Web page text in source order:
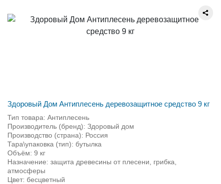
Здоровый Дом Антиплесень деревозащитное средство 9 кг
Тип товара: Антиплесень
Производитель (бренд): Здоровый дом
Производство (страна): Россия
Тара\упаковка (тип): бутылка
Объём: 9 кг
Назначение: защита древесины от плесени, грибка,
атмосферы
Цвет: бесцветный